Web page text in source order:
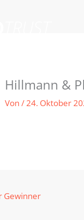
Hillmann &
Von/24. Oktober
Gewinner